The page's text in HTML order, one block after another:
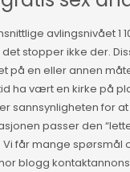
avlingsnivået 1
stopper ikke der.
på en eller annen
ha vært en kirke på
sannsynligheten for
passer den
får mange spørsmål
blogg